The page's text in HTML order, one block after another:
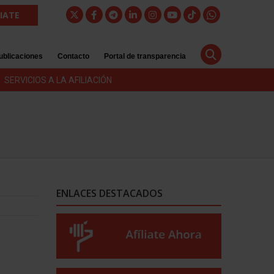
Contacto Portal de transparencia
SERVICIOS A LA AFILIACIÓN
ENLACES DESTACADOS